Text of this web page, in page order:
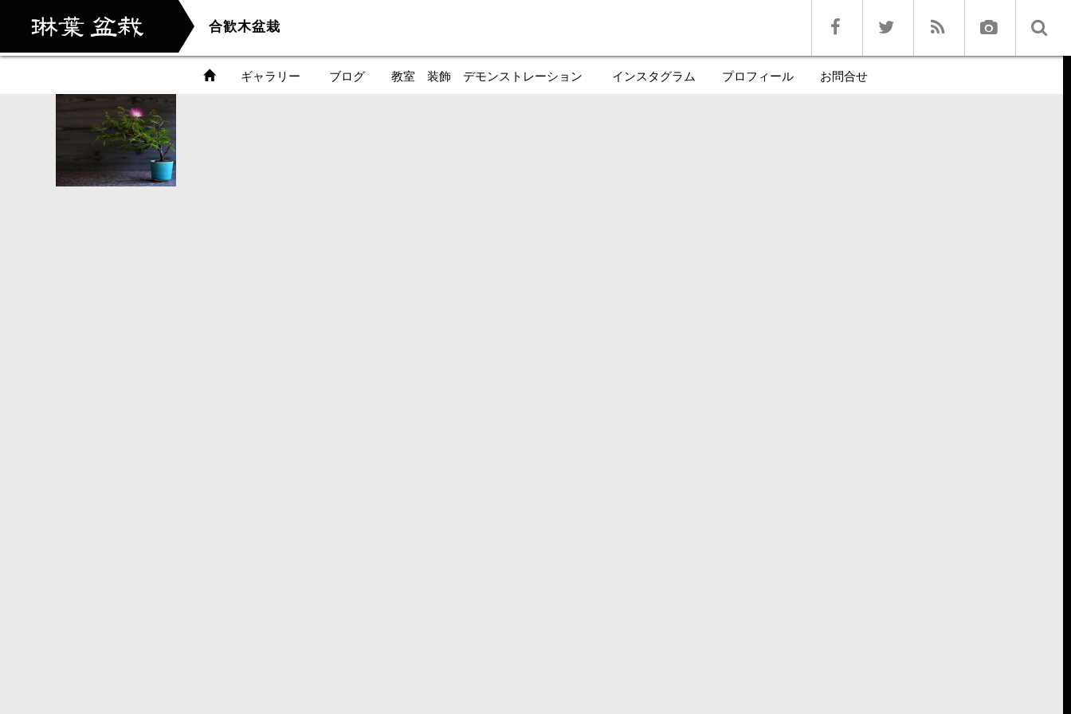
合歓木盆栽
ギャラリー ブログ 教室 装飾 デモンストレーション インスタグラム プロフィール お問合せ